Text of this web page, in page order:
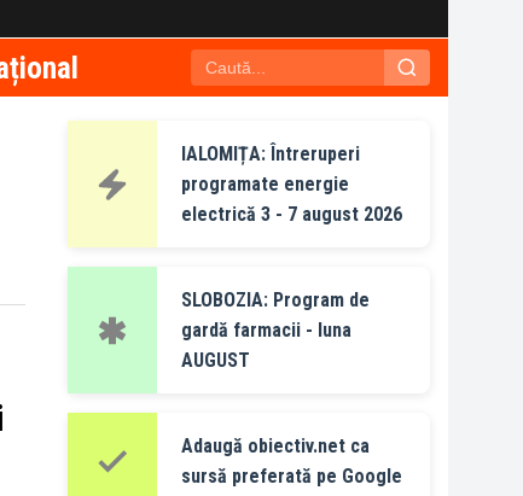
IALOMIȚA: Întreruperi
programate energie
electrică 3 - 7 august 2026
SLOBOZIA: Program de
gardă farmacii - luna
AUGUST
Adaugă obiectiv.net ca
sursă preferată pe Google